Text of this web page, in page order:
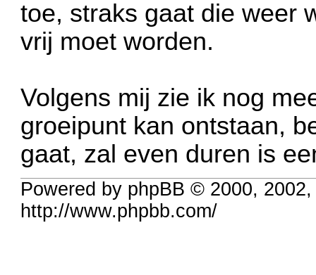
toe, straks gaat die weer
vrij moet worden.
Volgens mij zie ik nog
groeipunt kan ontstaan,
gaat, zal even duren is
Powered by phpBB © 2000,
http://www.phpbb.com/